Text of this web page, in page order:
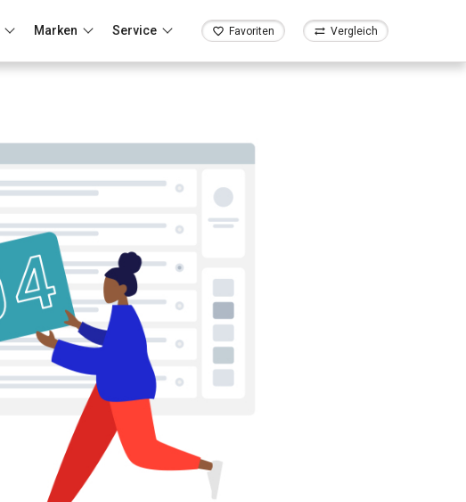
Marken Service Favoriten Vergleich